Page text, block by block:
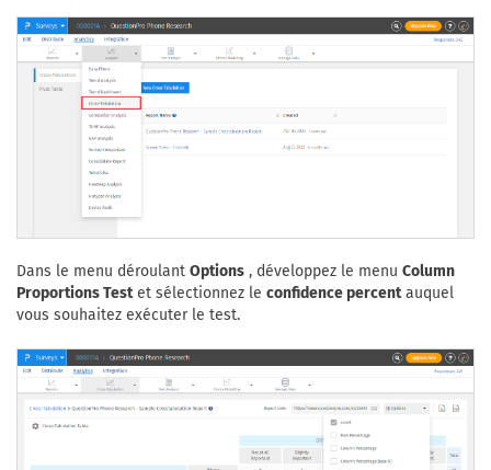
Dans le menu déroulant Options , développez le menu Column
Proportions Testet sélectionnez le confidence percentauquel
vous souhaitez exécuter le test.